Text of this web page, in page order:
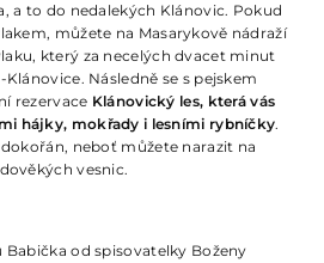
a to do nedalekých Klánovic. Pokud
můžete na Masarykově nádraží
který za necelých dvacet minut
Následně se s pejskem
rezervace Klánovický les, která vás
hájky, mokřady i lesními rybníčky.
neboť můžete narazit na
vesnic.
Babička od spisovatelky Boženy